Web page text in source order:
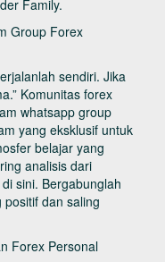
Family.
Group Forex
sendiri. Jika
Komunitas forex
whatsapp group
yang eksklusif untuk
belajar yang
analisis dari
sini. Bergabunglah
dan saling
Forex Personal